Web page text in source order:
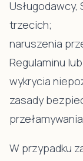
Usługodawcy,
trzecich;
naruszenia
Regulaminu
wykrycia
zasady
W przypadku